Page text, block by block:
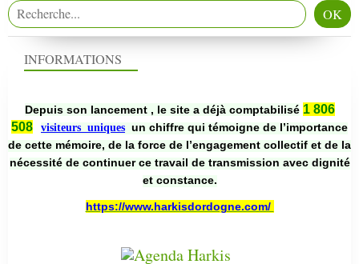
INFORMATIONS
Depuis son lancement , le site a déjà comptabilisé 1 806
508
visiteurs uniques un chiffre qui témoigne de l’importance
de cette mémoire, de la force de l’engagement collectif et de la
nécessité de continuer ce travail de transmission avec dignité
et constance.
https://www.harkisdordogne.com/